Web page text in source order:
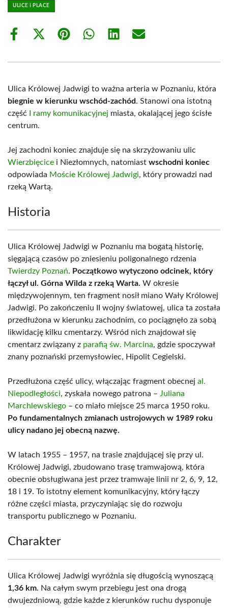
ULICE I PLACE
Share
Share
(Twitter)
Share Share Share Share
Ulica Królowej Jadwigi to ważna arteria w Poznaniu, która
biegnie w kierunku wschód-zachód. Stanowi ona istotną
część
I ramy komunikacyjnej miasta, okalającej jego ścisłe
centrum.
Jej zachodni koniec znajduje się na skrzyżowaniu ulic
Wierzbięcice i Niezłomnych, natomiast wschodni koniec
odpowiada Moście Królowej Jadwigi, który prowadzi nad
rzeką Wartą.
Historia
Ulica Królowej Jadwigi w Poznaniu ma bogatą historię,
sięgającą czasów po zniesieniu poligonalnego rdzenia
Twierdzy Poznań. Początkowo wytyczono odcinek, który
łączył ul. Górna Wilda z rzeką Warta. W okresie
międzywojennym, ten fragment nosił miano Wały Królowej
Jadwigi. Po zakończeniu II wojny światowej, ulica ta została
przedłużona w kierunku zachodnim, co pociągnęło za sobą
likwidację kilku cmentarzy. Wśród nich znajdował się
cmentarz związany z parafią św. Marcina, gdzie spoczywał
znany poznański przemysłowiec, Hipolit Cegielski.
Przedłużona część ulicy, włączając fragment obecnej al.
Niepodległości, zyskała nowego patrona – Juliana
Marchlewskiego – co miało miejsce 25 marca 1950 roku.
Po fundamentalnych zmianach ustrojowych w 1989 roku
ulicy nadano jej obecną nazwę.
W latach 1955 – 1957, na trasie znajdującej się przy ul.
Królowej Jadwigi, zbudowano trasę tramwajową, która
obecnie obsługiwana jest przez tramwaje linii nr 2, 6, 9, 12,
18 i 19. To istotny element komunikacyjny, który łączy
różne części miasta, przyczyniając się do rozwoju
transportu publicznego w Poznaniu.
Charakter
Ulica Królowej Jadwigi wyróżnia się długością wynoszącą
1,36 km. Na całym swym przebiegu jest ona drogą
dwujezdniową, gdzie każde z kierunków ruchu dysponuje